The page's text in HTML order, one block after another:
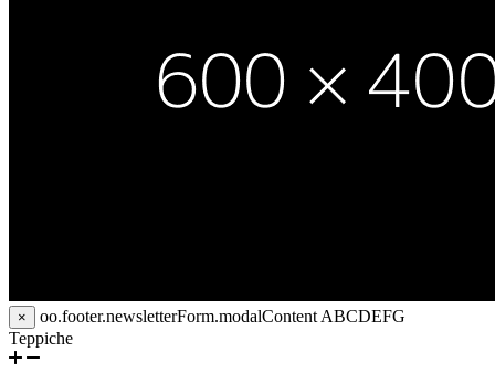
× oo.footer.newsletterForm.modalContent ABCDEFG
Teppiche